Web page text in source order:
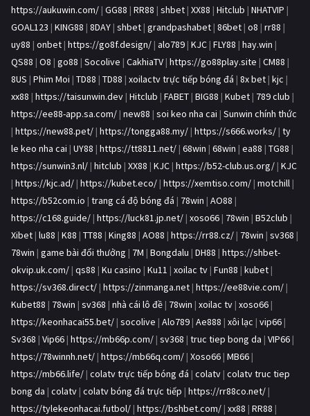
https://aukuwin.com/ | GG88 | RR88 | shbet | XX88 | Hitclub | NHATVIP |
GOAL123 | KING88 | 8DAY | shbet | grandpashabet | 86bet | o8 | rr88 |
uy88 | onbet | https://go8f.design/ | alo789 | KJC | FLY88 | hay.win |
QS88 | O8 | go88 | Socolive | CakhiaTV | https://go88play.site | CM88 |
8US | Phim Moi | TD88 | TD88 | xoilactv trực tiếp bóng đá | 8x bet | kjc |
xx88 | https://taisunwin.dev | Hitclub | FABET | BIG88 | Kubet | 789 club |
https://ee88-app.sa.com/ | new88 | soi keo nha cai | Sunwin chính thức
| https://new88.pet/ | https://tongga88.my/ | https://s666.works/ | ty
le keo nha cai | UY88 | https://tt8811.net/ | 68win | 68win | ea88 | TG88 |
https://sunwin3.nl/ | hitclub | XX88 | KJC | https://b52-club.us.org/ | KJC
| https://kjc.ad/ | https://kubet.eco/ | https://xemtiso.com/ | motchill |
https://b52com.io | trang cá độ bóng đá | 78win | AO88 |
https://c168.guide/ | https://luck81.jp.net/ | xoso66 | 78win | B52club |
Xibet | lu88 | K88 | TT88 | King88 | AO88 | https://rr88.cz/ | 78win | sv368 |
78win | game bài đổi thưởng | 7M | Bongdalu | DH88 | https://shbet-
okvip.uk.com/ | qs88 | Ku casino | Ku11 | xoilac tv | Fun88 | kubet |
https://sv368.direct/ | https://zinmanga.net | https://ee88vie.com/ |
Kubet88 | 78win | sv368 | nhà cái lô đề | 78win | xoilac tv | xoso66 |
https://keonhacai55.bet/ | socolive | Alo789 | Ae888 | xôi lạc | vip66 |
Sv368 | Vip66 | https://mb66p.com/ | sv368 | truc tiep bong da | VIP66 |
https://78winnh.net/ | https://mb66q.com/ | Xoso66 | MB66 |
https://mb66.life/ | colatv trực tiếp bóng đá | colatv | colatv truc tiep
bong da | colatv | colatv bóng đá trực tiếp | https://rr88co.net/ |
https://tylekeonhacai.futbol/ | https://bshbet.com/ | xx88 | RR88 |